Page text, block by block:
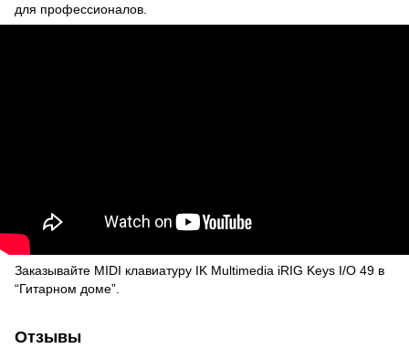
для профессионалов.
Заказывайте MIDI клавиатуру IK Multimedia iRIG Keys I/O 49 в
“Гитарном доме”.
Отзывы